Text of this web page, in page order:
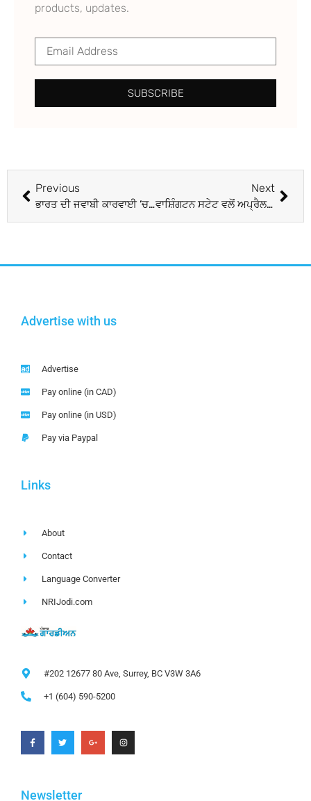
products, updates.
SUBSCRIBE
Previous
ਭਾਰਤ ਦੀ ਜਵਾਬੀ ਕਾਰਵਾਈ ’ਚ ਕਈ ਪਾਕਿ ਫ਼ੌਜੀ ਹਲਾਕ, 7 ਚੌਕੀਆਂ ਤਬਾਹ
Next
ਵਾਸ਼ਿੰਗਟਨ ਸਟੇਟ ਵਲੋਂ ਅਪ੍ਰੈਲ ਮਹੀਨਾ ਸਿੱਖ ਮਹੀਨੇ ਵਜੋਂ ਮਨਾਉਣ ਲਈ ਮਤਾ ਪਾਸ, ਸਿੱਖਾਂ ਵਿਚ ਖ਼ੁਸ਼ੀ ਦੀ ਲਹਿਰ
Advertise with us
Advertise
Pay online (in CAD)
Pay online (in USD)
Pay via Paypal
Links
About
Contact
Language Converter
NRIJodi.com
#202 12677 80 Ave, Surrey, BC V3W 3A6
+1 (604) 590-5200
Newsletter